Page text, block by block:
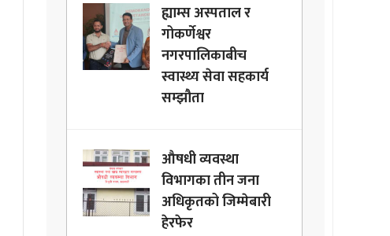
ह्याम्स अस्पताल र
गोकर्णेश्वर
नगरपालिकाबीच
स्वास्थ्य सेवा सहकार्य
सम्झौता
औषधी व्यवस्था
विभागका तीन जना
अधिकृतको जिम्मेबारी
हेरफेर